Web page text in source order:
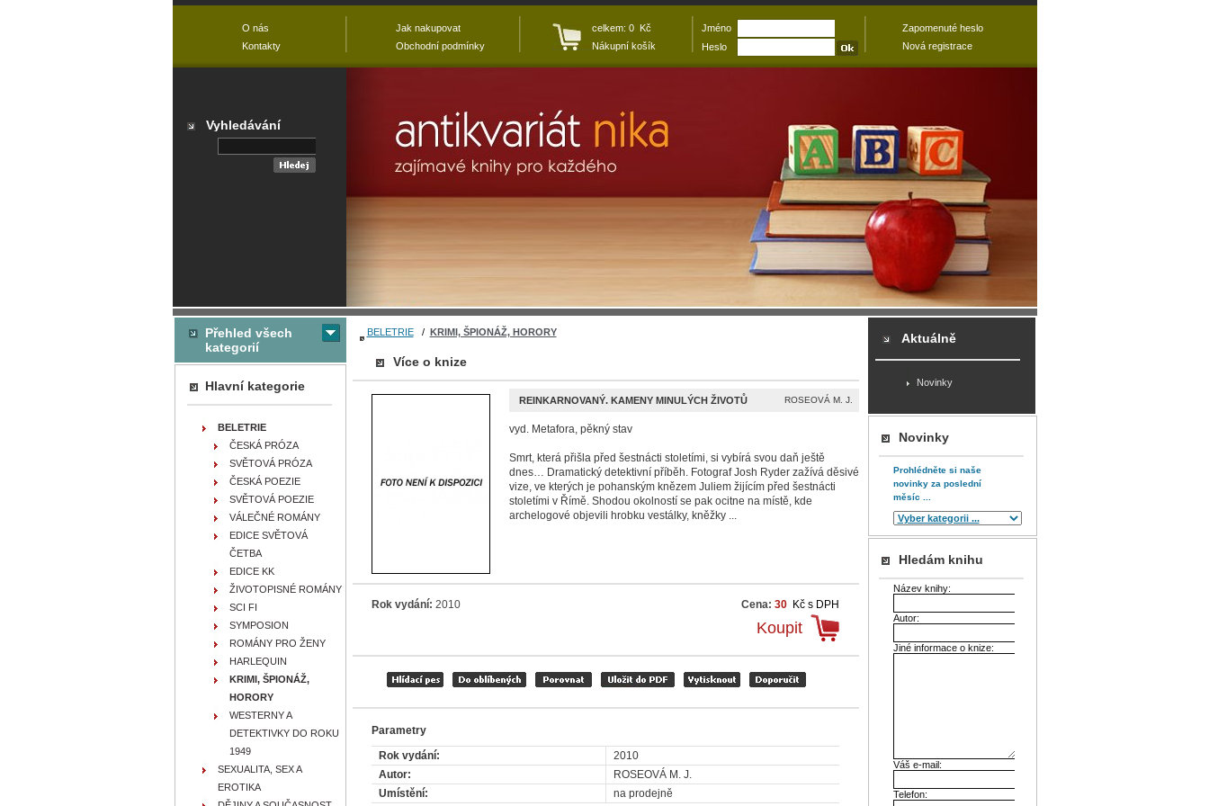
BELETRIE/ KRIMI, ŠPIONÁŽ, HORORY
Více o knize
REINKARNOVANÝ. KAMENY MINULÝCH ŽIVOTŮ ROSEOVÁ M. J.
vyd. Metafora, pěkný stav
Smrt, která přišla před šestnácti stoletími, si vybírá svou daň ještě
dnes… Dramatický detektivní příběh. Fotograf Josh Ryder zažívá děsivé
vize, ve kterých je pohanským knězem Juliem žijícím před šestnácti
stoletími v Římě. Shodou okolností se pak ocitne na místě, kde
archelogové objevili hrobku vestálky, kněžky ...
Rok vydání: 2010 Cena: 30 Kč s DPH
Koupit
Parametry
Rok vydání:
2010
Autor:
ROSEOVÁ M. J.
Umístění:
na prodejně
Přehled všech
kategorií
Hlavní kategorie
BELETRIE
ČESKÁ PRÓZA
SVĚTOVÁ PRÓZA
ČESKÁ POEZIE
SVĚTOVÁ POEZIE
VÁLEČNÉ ROMÁNY
EDICE SVĚTOVÁ
ČETBA
EDICE KK
ŽIVOTOPISNÉ ROMÁNY
SCI FI
SYMPOSION
ROMÁNY PRO ŽENY
HARLEQUIN
KRIMI, ŠPIONÁŽ,
HORORY
WESTERNY A
DETEKTIVKY DO ROKU
1949
SEXUALITA, SEX A
EROTIKA
Aktuálně
Novinky
Novinky
Prohlédněte si naše
novinky za poslední
měsíc ...
Hledám knihu
Název knihy:
Autor:
Jiné informace o knize:
Váš e-mail:
Telefon:
O nás
Kontakty
Jak nakupovat
Obchodní podmínky
celkem: 0 Kč
Nákupní košík
Jméno
Heslo
Zapomenuté heslo
Nová registrace
Vyhledávání